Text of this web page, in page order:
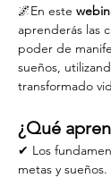
🌌En este
aprenderás las
poder de
sueños,
transformado
¿Qué
✔ Los
metas y sueños.